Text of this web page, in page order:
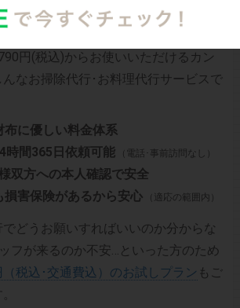
円(税込)からお使いいただけるカン
んなお掃除代行･お料理代行サービスで
布に優しい料金体系
時間365日依頼可能
（電話･事前訪問なし）
双方への本人確認で安全
損害保険があるから安心
（適応の範囲内）
どうお願いすればいいのか分からな
フが来るのか不安…といった方のため
税込･交通費込）のお試しプラン もご